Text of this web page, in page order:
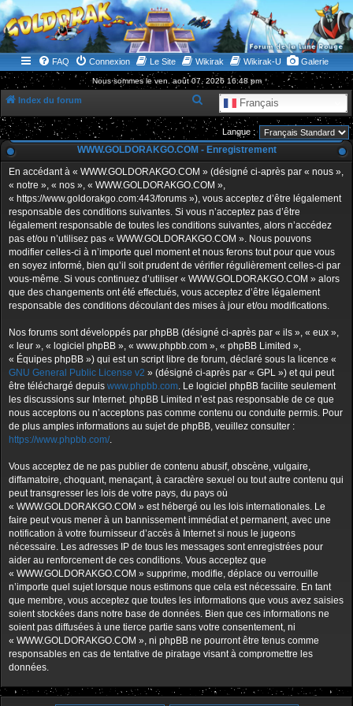
WWW.GOLDORAKGO.COM
le site de la Lune Rouge
FAQ Connexion Le Site Wikirak Wikirak-U Galerie
Nous sommes le ven. août 07, 2026 16:48 pm
Index du forum Français
e
c
h
e
c
h
e
r
Langue :
WWW.GOLDORAKGO.COM - Enregistrement
En accédant à « WWW.GOLDORAKGO.COM » (désigné ci-après par « nous »,
« notre », « nos », « WWW.GOLDORAKGO.COM »,
« https://www.goldorakgo.com:443/forums »), vous acceptez d’être légalement
responsable des conditions suivantes. Si vous n’acceptez pas d’être
légalement responsable de toutes les conditions suivantes, alors n’accédez
pas et/ou n’utilisez pas « WWW.GOLDORAKGO.COM ». Nous pouvons
modifier celles-ci à n’importe quel moment et nous ferons tout pour que vous
en soyez informé, bien qu’il soit prudent de vérifier régulièrement celles-ci par
vous-même. Si vous continuez d’utiliser « WWW.GOLDORAKGO.COM » alors
que des changements ont été effectués, vous acceptez d’être légalement
responsable des conditions découlant des mises à jour et/ou modifications.
Nos forums sont développés par phpBB (désigné ci-après par « ils », « eux »,
« leur », « logiciel phpBB », « www.phpbb.com », « phpBB Limited »,
« Équipes phpBB ») qui est un script libre de forum, déclaré sous la licence «
GNU General Public License v2 » (désigné ci-après par « GPL ») et qui peut
être téléchargé depuis www.phpbb.com. Le logiciel phpBB facilite seulement
les discussions sur Internet. phpBB Limited n’est pas responsable de ce que
nous acceptons ou n’acceptons pas comme contenu ou conduite permis. Pour
de plus amples informations au sujet de phpBB, veuillez consulter :
https://www.phpbb.com/.
Vous acceptez de ne pas publier de contenu abusif, obscène, vulgaire,
diffamatoire, choquant, menaçant, à caractère sexuel ou tout autre contenu qui
peut transgresser les lois de votre pays, du pays où
« WWW.GOLDORAKGO.COM » est hébergé ou les lois internationales. Le
faire peut vous mener à un bannissement immédiat et permanent, avec une
notification à votre fournisseur d’accès à Internet si nous le jugeons
nécessaire. Les adresses IP de tous les messages sont enregistrées pour
aider au renforcement de ces conditions. Vous acceptez que
« WWW.GOLDORAKGO.COM » supprime, modifie, déplace ou verrouille
n’importe quel sujet lorsque nous estimons que cela est nécessaire. En tant
que membre, vous acceptez que toutes les informations que vous avez saisies
soient stockées dans notre base de données. Bien que ces informations ne
soient pas diffusées à une tierce partie sans votre consentement, ni
« WWW.GOLDORAKGO.COM », ni phpBB ne pourront être tenus comme
responsables en cas de tentative de piratage visant à compromettre les
données.